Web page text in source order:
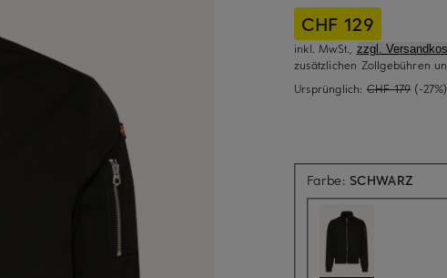
CHF 129
inkl. MwSt., zzgl.
zusätzlichen Zollgebühren
Ursprünglich: CHF 179 (-27%)
Farbe: SCHWARZ